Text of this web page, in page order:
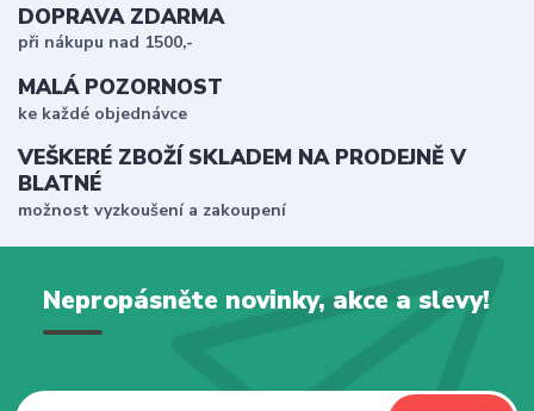
DOPRAVA ZDARMA
při nákupu nad 1500,-
MALÁ POZORNOST
ke každé objednávce
VEŠKERÉ ZBOŽÍ SKLADEM NA PRODEJNĚ V
BLATNÉ
možnost vyzkoušení a zakoupení
Nepropásněte novinky, akce a slevy!